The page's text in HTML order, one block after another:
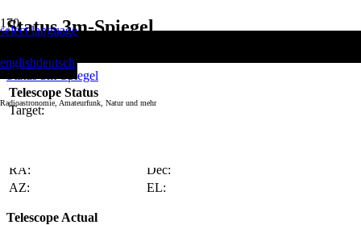
select language
englishdeutsch
Radioastronomie, Amateurfunk, Natur und mehr
Status 3m-Spiegel
Start
Status 3m-Spiegel
Telescope Status
Target:
RA:
Dec:
AZ:
EL:
Telescope Actual